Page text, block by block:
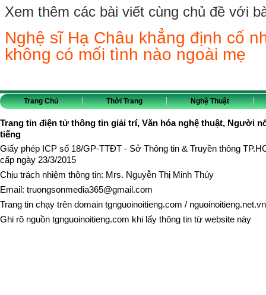
Xem thêm các bài viết cùng chủ đề với
Nghệ sĩ Hạ Châu khẳng định cố
không có mối tình nào ngoài mẹ
Trang Chủ Thời Trang Nghệ Thuật
Trang tin điện tử thông tin giải trí, Văn hóa nghệ thuật, Người
tiếng
Giấy phép ICP số 18/GP-TTĐT - Sở Thông tin & Truyền thông
cấp ngày 23/3/2015
Chịu trách nhiệm thông tin: Mrs. Nguyễn Thị Minh Thúy
Email: truongsonmedia365@gmail.com
Trang tin chạy trên domain tgnguoinoitieng.com / nguoinoitieng.net.vn
Ghi rõ nguồn tgnguoinoitieng.com khi lấy thông tin từ website này